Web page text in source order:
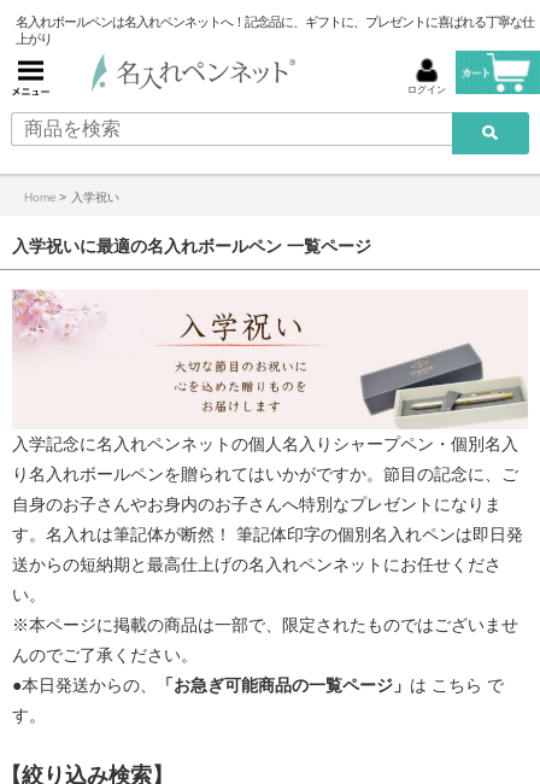
名入れボールペンは名入れペンネットへ！記念品に、ギフトに、プレゼントに喜ばれる丁寧な仕
上がり
ログイン
Home > 入学祝い
入学祝いに最適の名入れボールペン 一覧ページ
入学記念に名入れペンネット の個人名入りシャープペン・ 個別名入
り名入れボールペンを贈られてはいかがですか。節目の記念に、ご
自身のお子さんやお身内のお子さんへ特別なプレゼントになりま
す。名入れは筆記体が断然！ 筆記体印字の個別名入れペンは即日発
送からの短納期と最高仕上げの名入れペンネットにお任せくださ
い。
※本ページに掲載の商品は一部で、限定されたものではございませ
んのでご了承ください。
●本日発送からの、
「お急ぎ可能商品の一覧ページ」 は こちら で
す。
【絞り込み検索】